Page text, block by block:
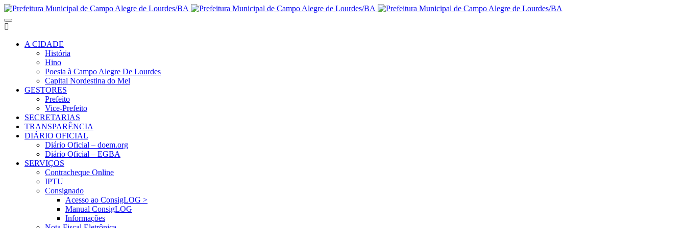
A CIDADE
História
Hino
Poesia à Campo Alegre De Lourdes
Capital Nordestina do Mel
GESTORES
Prefeito
Vice-Prefeito
SECRETARIAS
TRANSPARÊNCIA
DIÁRIO OFICIAL
Diário Oficial – doem.org
Diário Oficial – EGBA
SERVIÇOS
Contracheque Online
IPTU
Consignado
Acesso ao ConsigLOG >
Manual ConsigLOG
Informações